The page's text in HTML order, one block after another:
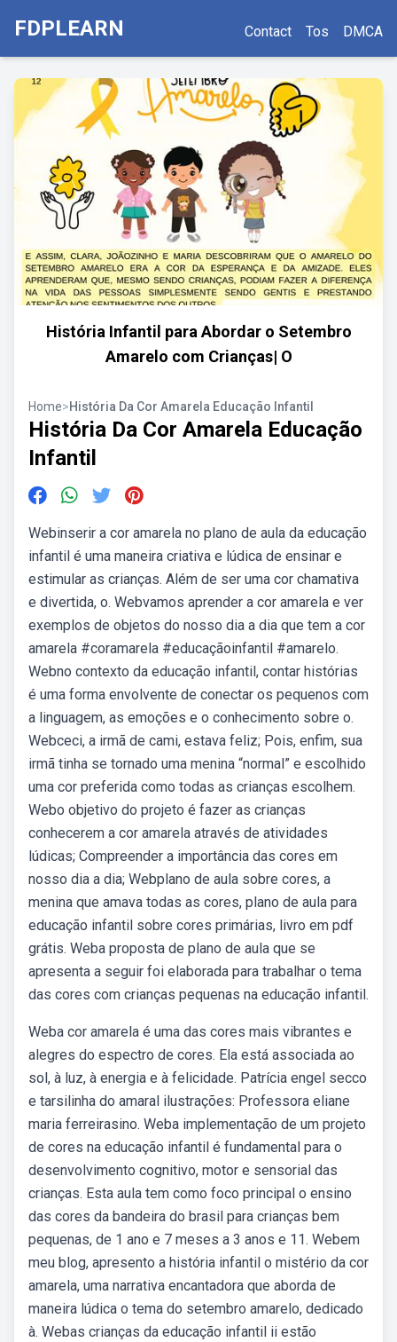
FDPLEARN Contact Tos DMCA
História Infantil para Abordar o Setembro
Amarelo com Crianças| O
Home>História Da Cor Amarela Educação Infantil
História Da Cor Amarela Educação
Infantil
Webinserir a cor amarela no plano de aula da educação
infantil é uma maneira criativa e lúdica de ensinar e
estimular as crianças. Além de ser uma cor chamativa
e divertida, o. Webvamos aprender a cor amarela e ver
exemplos de objetos do nosso dia a dia que tem a cor
amarela #coramarela #educaçãoinfantil #amarelo.
Webno contexto da educação infantil, contar histórias
é uma forma envolvente de conectar os pequenos com
a linguagem, as emoções e o conhecimento sobre o.
Webceci, a irmã de cami, estava feliz; Pois, enfim, sua
irmã tinha se tornado uma menina “normal” e escolhido
uma cor preferida como todas as crianças escolhem.
Webo objetivo do projeto é fazer as crianças
conhecerem a cor amarela através de atividades
lúdicas; Compreender a importância das cores em
nosso dia a dia; Webplano de aula sobre cores, a
menina que amava todas as cores, plano de aula para
educação infantil sobre cores primárias, livro em pdf
grátis. Weba proposta de plano de aula que se
apresenta a seguir foi elaborada para trabalhar o tema
das cores com crianças pequenas na educação infantil.
Weba cor amarela é uma das cores mais vibrantes e
alegres do espectro de cores. Ela está associada ao
sol, à luz, à energia e à felicidade. Patrícia engel secco
e tarsilinha do amaral ilustrações: Professora eliane
maria ferreirasino. Weba implementação de um projeto
de cores na educação infantil é fundamental para o
desenvolvimento cognitivo, motor e sensorial das
crianças. Esta aula tem como foco principal o ensino
das cores da bandeira do brasil para crianças bem
pequenas, de 1 ano e 7 meses a 3 anos e 11. Webem
meu blog, apresento a história infantil o mistério da cor
amarela, uma narrativa encantadora que aborda de
maneira lúdica o tema do setembro amarelo, dedicado
à. Webas crianças da educação infantil ii estão